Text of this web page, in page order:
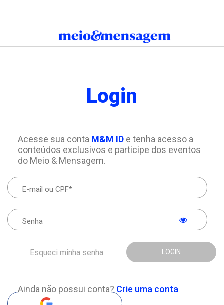
Login
Acesse sua conta M&M IDe tenha acesso a
conteúdos exclusivos e participe dos eventos
do Meio & Mensagem.
LOGIN
Esqueci minha senha
Ainda não possui conta? Crie uma conta